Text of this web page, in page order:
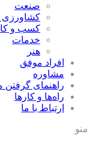
صنعت
كشاورزی
كسب و كار
خدمات
هنر
افراد موفق
مشاوره
راهنمای گرفتن
راه‌ها و كارها
ارتباط با ما
منو